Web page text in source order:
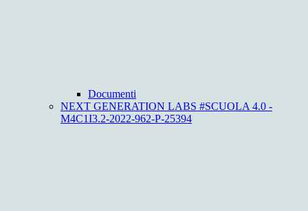
Documenti
NEXT GENERATION LABS #SCUOLA 4.0 -
M4C1I3.2-2022-962-P-25394